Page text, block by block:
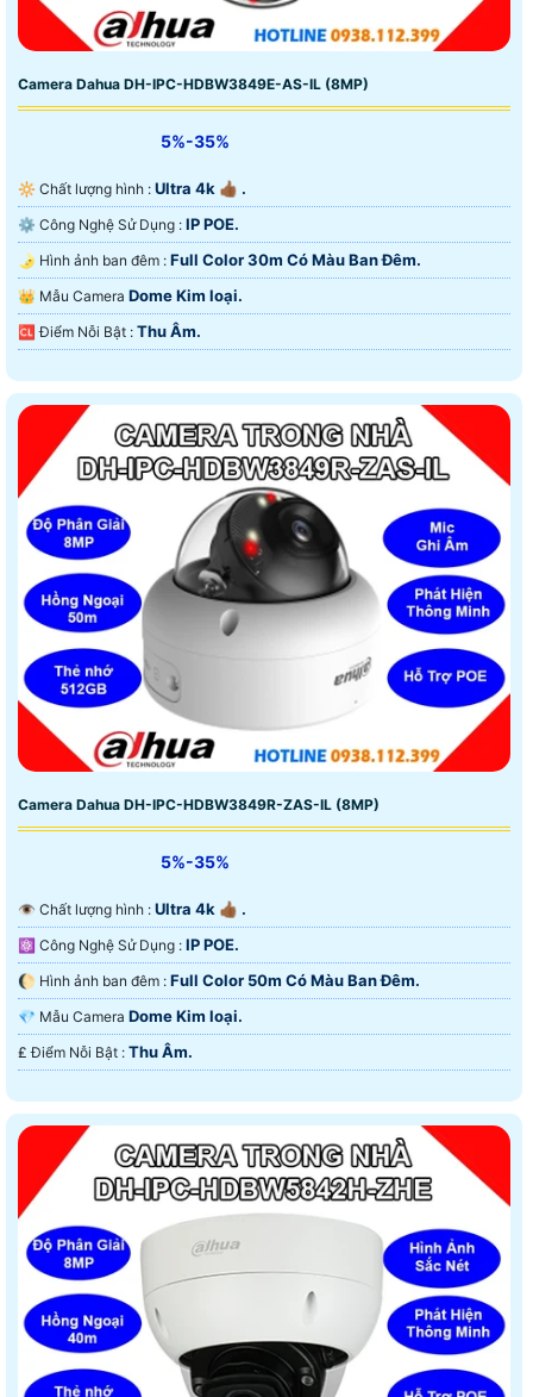
Camera Dahua DH-IPC-HDBW3849E-AS-IL (8MP)
5%-35%
🔆 Chất lượng hình : Ultra 4k 👍🏾 .
⚙ Công Nghệ Sử Dụng : IP POE.
🌛 Hình ảnh ban đêm : Full Color 30m Có Màu Ban Ðêm.
👑 Mẫu Camera Dome Kim loại.
️🆑 Điểm Nỗi Bật : Thu Âm.
Camera Dahua DH-IPC-HDBW3849R-ZAS-IL (8MP)
5%-35%
👁 Chất lượng hình : Ultra 4k 👍🏾 .
⚛️ Công Nghệ Sử Dụng : IP POE.
🌔 Hình ảnh ban đêm : Full Color 50m Có Màu Ban Ðêm.
💎 Mẫu Camera Dome Kim loại.
️₤ Điểm Nỗi Bật : Thu Âm.